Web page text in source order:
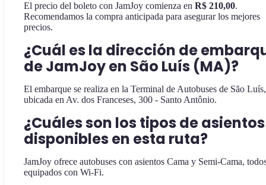
El precio del boleto con JamJoy comienza en R$ 210,00.
Recomendamos la compra anticipada para asegurar los mejores
precios.
¿Cuál es la dirección de
de JamJoy en São Luís (MA)?
El embarque se realiza en la Terminal de Autobuses de São Luís,
ubicada en Av. dos Franceses, 300 - Santo Antônio.
¿Cuáles son los tipos de asientos
disponibles en esta ruta?
JamJoy ofrece autobuses con asientos Cama y Semi-Cama,
equipados con Wi-Fi.